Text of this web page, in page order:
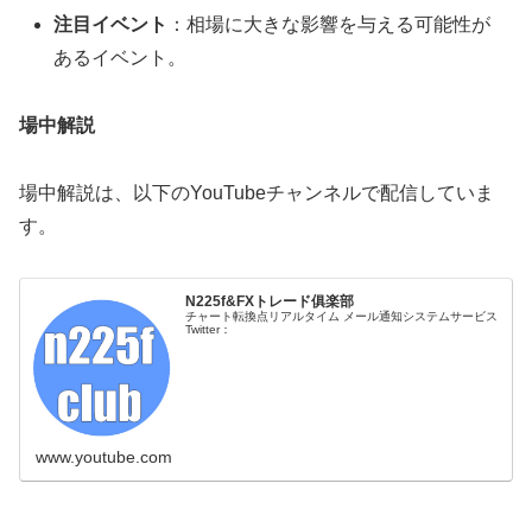
注目イベント ：相場に大きな影響を与える可能性が
あるイベント。
場中解説
場中解説は、以下のYouTubeチャンネルで配信していま
す。
N225f&FXトレード俱楽部
チャート転換点リアルタイム メール通知システムサービス
Twitter：
www.youtube.com